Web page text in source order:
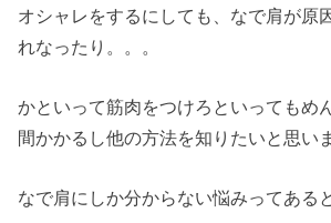
オシャレをするにしても、なで肩が原
れなったり。。。
かといって筋肉をつけろといってもめ
間かかるし他の方法を知りたいと思い
なで肩にしか分からない悩みってある